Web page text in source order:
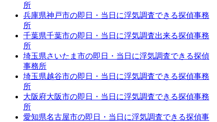
所
兵庫県神戸市の即日・当日に浮気調査できる探偵事務
所
千葉県千葉市の即日・当日に浮気調査出来る探偵事務
所
埼玉県さいたま市の即日・当日に浮気調査できる探偵
事務所
埼玉県越谷市の即日・当日に浮気調査できる探偵事務
所
大阪府大阪市の即日・当日に浮気調査できる探偵事務
所
愛知県名古屋市の即日・当日に浮気調査できる探偵事